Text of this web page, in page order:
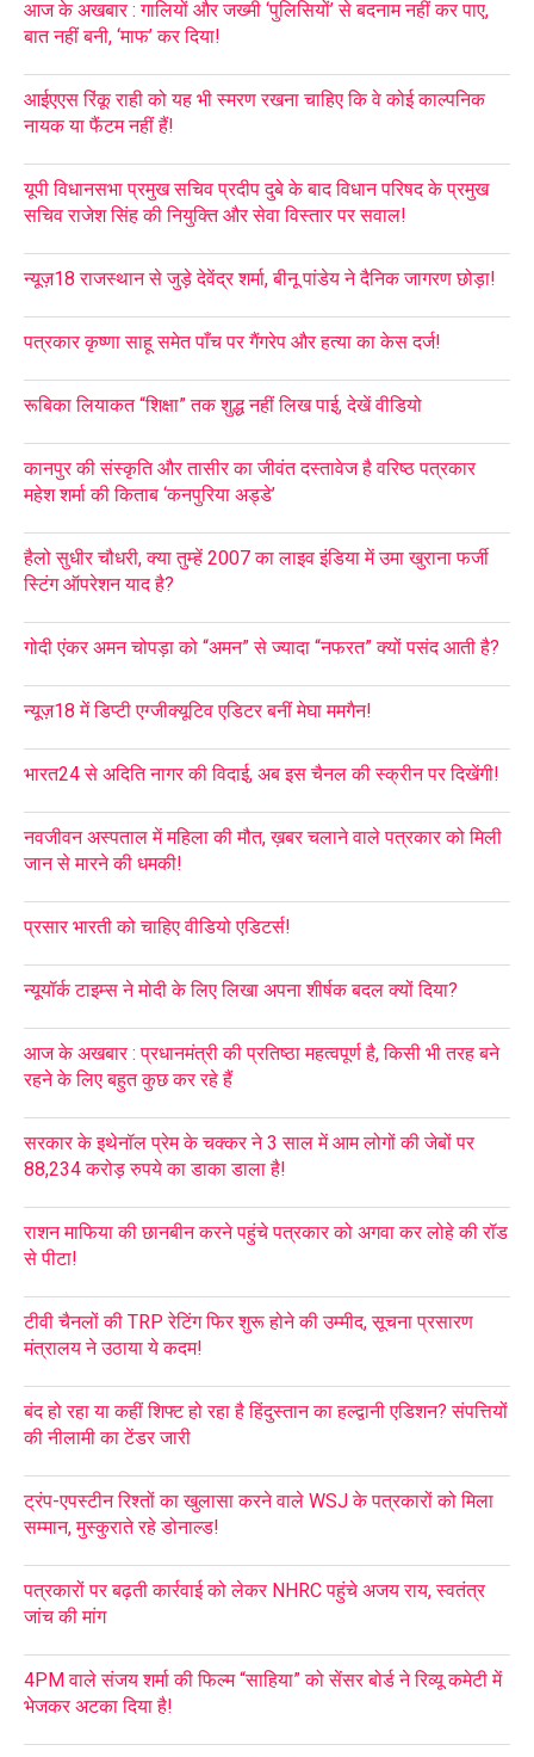
आज के अखबार : गालियों और जख्मी ‘पुलिसियों’ से बदनाम नहीं कर पाए,
बात नहीं बनी, ‘माफ’ कर दिया!
आईएएस रिंकू राही को यह भी स्मरण रखना चाहिए कि वे कोई काल्पनिक
नायक या फैंटम नहीं हैं!
यूपी विधानसभा प्रमुख सचिव प्रदीप दुबे के बाद विधान परिषद के प्रमुख
सचिव राजेश सिंह की नियुक्ति और सेवा विस्तार पर सवाल!
न्यूज़18 राजस्थान से जुड़े देवेंद्र शर्मा, बीनू पांडेय ने दैनिक जागरण छोड़ा!
पत्रकार कृष्णा साहू समेत पाँच पर गैंगरेप और हत्या का केस दर्ज!
रूबिका लियाकत “शिक्षा” तक शुद्ध नहीं लिख पाई, देखें वीडियो
कानपुर की संस्कृति और तासीर का जीवंत दस्तावेज है वरिष्ठ पत्रकार
महेश शर्मा की किताब ‘कनपुरिया अड्डे’
हैलो सुधीर चौधरी, क्या तुम्हें 2007 का लाइव इंडिया में उमा खुराना फर्जी
स्टिंग ऑपरेशन याद है?
गोदी एंकर अमन चोपड़ा को “अमन” से ज्यादा “नफरत” क्यों पसंद आती है?
न्यूज़18 में डिप्टी एग्जीक्यूटिव एडिटर बनीं मेघा ममगैन!
भारत24 से अदिति नागर की विदाई, अब इस चैनल की स्क्रीन पर दिखेंगी!
नवजीवन अस्पताल में महिला की मौत, ख़बर चलाने वाले पत्रकार को मिली
जान से मारने की धमकी!
प्रसार भारती को चाहिए वीडियो एडिटर्स!
न्यूयॉर्क टाइम्स ने मोदी के लिए लिखा अपना शीर्षक बदल क्यों दिया?
आज के अखबार : प्रधानमंत्री की प्रतिष्ठा महत्वपूर्ण है, किसी भी तरह बने
रहने के लिए बहुत कुछ कर रहे हैं
सरकार के इथेनॉल प्रेम के चक्कर ने 3 साल में आम लोगों की जेबों पर
88,234 करोड़ रुपये का डाका डाला है!
राशन माफिया की छानबीन करने पहुंचे पत्रकार को अगवा कर लोहे की रॉड
से पीटा!
टीवी चैनलों की TRP रेटिंग फिर शुरू होने की उम्मीद, सूचना प्रसारण
मंत्रालय ने उठाया ये कदम!
बंद हो रहा या कहीं शिफ्ट हो रहा है हिंदुस्तान का हल्द्वानी एडिशन? संपत्तियों
की नीलामी का टेंडर जारी
ट्रंप-एपस्टीन रिश्तों का खुलासा करने वाले WSJ के पत्रकारों को मिला
सम्मान, मुस्कुराते रहे डोनाल्ड!
पत्रकारों पर बढ़ती कार्रवाई को लेकर NHRC पहुंचे अजय राय, स्वतंत्र
जांच की मांग
4PM वाले संजय शर्मा की फिल्म “साहिया” को सेंसर बोर्ड ने रिव्यू कमेटी में
भेजकर अटका दिया है!